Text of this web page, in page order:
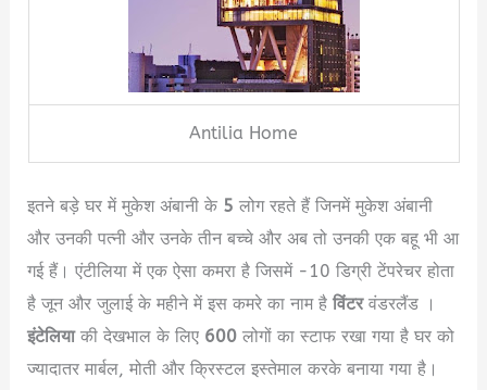
Antilia Home
इतने बड़े घर में मुकेश अंबानी के 5 लोग रहते हैं जिनमें मुकेश अंबानी
और उनकी पत्नी और उनके तीन बच्चे और अब तो उनकी एक बहू भी आ
गई हैं। एंटीलिया में एक ऐसा कमरा है जिसमें -10 डिग्री टेंपरेचर होता
है जून और जुलाई के महीने में इस कमरे का नाम हैविंटरवंडरलैंड ।
इंटेलियाकी देखभाल के लिए 600लोगों का स्टाफ रखा गया है घर को
ज्यादातर मार्बल, मोती और क्रिस्टल इस्तेमाल करके बनाया गया है।